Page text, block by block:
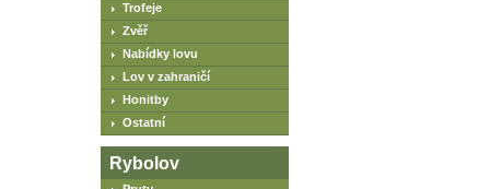
Trofeje
Zvěř
Nabídky lovu
Lov v zahraničí
Honitby
Ostatní
Rybolov